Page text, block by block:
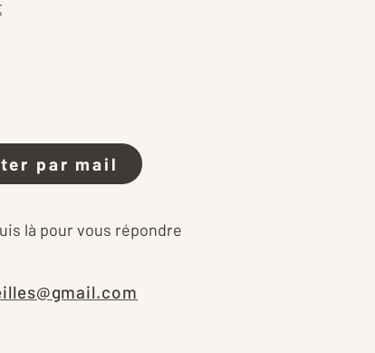
par mail
là pour vous répondre